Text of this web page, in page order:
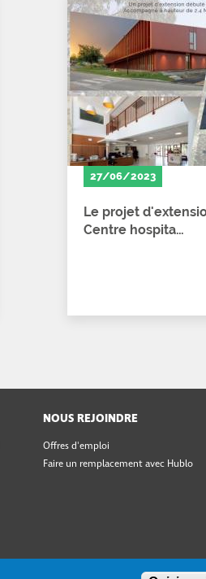
27/06/2023
Le projet
Centre hospita…
NOUS REJOINDRE
Offres d'emploi
Faire un remplacement avec Hublo